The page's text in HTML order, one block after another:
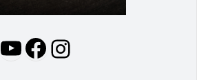
YouTube
Facebook
Instagram